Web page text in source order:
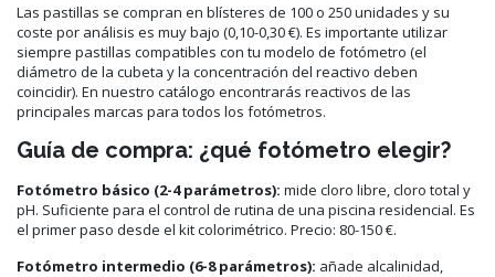
Las pastillas se compran en blísteres de 100 o 250 unidades y su
coste por análisis es muy bajo (0,10-0,30 €). Es importante utilizar
siempre pastillas compatibles con tu modelo de fotómetro (el
diámetro de la cubeta y la concentración del reactivo deben
coincidir). En nuestro catálogo encontrarás reactivos de las
principales marcas para todos los fotómetros.
Guía de compra: ¿qué fotómetro elegir?
Fotómetro básico (2-4 parámetros): mide cloro libre, cloro total y
pH. Suficiente para el control de rutina de una piscina residencial. Es
el primer paso desde el kit colorimétrico. Precio: 80-150 €.
Fotómetro intermedio (6-8 parámetros): añade alcalinidad,